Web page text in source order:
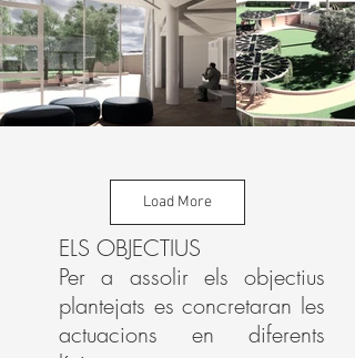
Load More
ELS OBJECTIUS
Per a assolir els objectius
plantejats es concretaran les
actuacions en diferents